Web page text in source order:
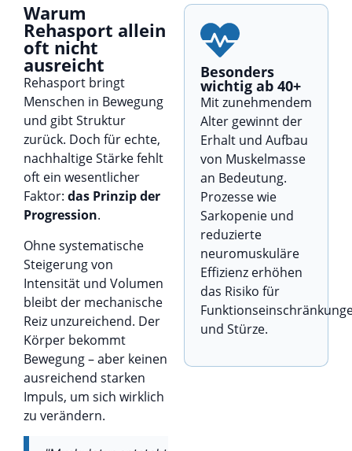
Warum
Rehasport allein
oft nicht
ausreicht
Rehasport bringt
Menschen in Bewegung
und gibt Struktur
zurück. Doch für echte,
nachhaltige Stärke fehlt
oft ein wesentlicher
Faktor: das Prinzip der
Progression.
Ohne systematische
Steigerung von
Intensität und Volumen
bleibt der mechanische
Reiz unzureichend. Der
Körper bekommt
Bewegung – aber keinen
ausreichend starken
Impuls, um sich wirklich
zu verändern.
Besonders
wichtig ab 40+
Mit zunehmendem
Alter gewinnt der
Erhalt und Aufbau
von Muskelmasse
an Bedeutung.
Prozesse wie
Sarkopenie und
reduzierte
neuromuskuläre
Effizienz erhöhen
das Risiko für
und Stürze.